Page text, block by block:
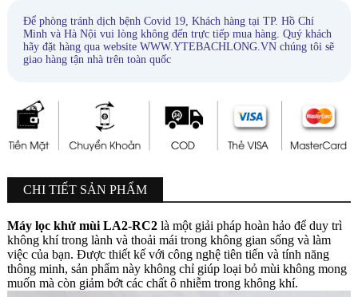
Để phòng tránh dịch bệnh Covid 19, Khách hàng tại TP. Hồ Chí
Minh và Hà Nội vui lòng không đến trực tiếp mua hàng. Quý khách
hãy đặt hàng qua website WWW.YTEBACHLONG.VN chúng tôi sẽ
giao hàng tận nhà trên toàn quốc
CHI TIẾT SẢN PHẨM
Máy lọc khử mùi LA2-RC2 là một giải pháp hoàn hảo để duy trì
không khí trong lành và thoải mái trong không gian sống và làm
việc của bạn. Được thiết kế với công nghệ tiên tiến và tính năng
thông minh, sản phẩm này không chỉ giúp loại bỏ mùi không mong
muốn mà còn giảm bớt các chất ô nhiễm trong không khí.